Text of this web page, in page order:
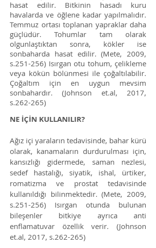
hasat edilir. Bitkinin hasadı kuru
havalarda ve öğlene kadar yapılmalıdır.
Temmuz ortası toplanan yapraklar daha
güçlüdür. Tohumlar tam olarak
olgunlaştıktan sonra, kökler ise
sonbaharda hasat edilir. (Mete, 2009,
s.251-256) Isırgan otu tohum, çelikleme
veya kökün bölünmesi ile çoğaltılabilir.
Çoğaltım için en uygun mevsim
sonbahardır. (Johnson et.al, 2017,
s.262-265)
NE İÇİN KULLANILIR?
Ağız içi yaraların tedavisinde, bahar kürü
olarak, kanamaların durdurulması için,
kansızlığı gidermede, saman nezlesi,
sedef hastalığı, siyatik, ishal, ürtiker,
romatizma ve prostat tedavisinde
kullanıldığı bilinmektedir.(Mete, 2009,
s.251-256) Isırgan otunda bulunan
bileşenler bitkiye ayrıca anti
enflamatuvar özellik verir. (Johnson
et.al, 2017, s.262-265)